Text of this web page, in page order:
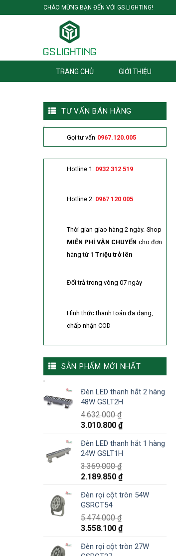
to
CHÀO MỪNG BẠN ĐẾN VỚI GS LIGHTING!
TRANG CHỦ GIỚI THIỆU
TƯ VẤN BÁN HÀNG
Gọi tư vấn 0967.120.005
Hotline 1: 0932 312 519
Hotline 2: 0967 120 005
Thời gian giao hàng 2 ngày. Shop
MIỄN PHÍ VẬN CHUYỂN cho đơn
hàng từ 1 Triệu trở lên
Đổi trả trong vòng 07 ngày
Hình thức thanh toán đa dạng,
chấp nhận COD
SẢN PHẨM MỚI NHẤT
Đèn LED thanh hắt 2 hàng
48W GSLT2H
4.632.000₫
3.010.800 ₫
Đèn LED thanh hắt 1 hàng
24W GSLT1H
3.369.000₫
2.189.850 ₫
Đèn rọi cột tròn 54W
GSRCT54
5.474.000₫
3.558.100 ₫
Đèn rọi cột tròn 27W